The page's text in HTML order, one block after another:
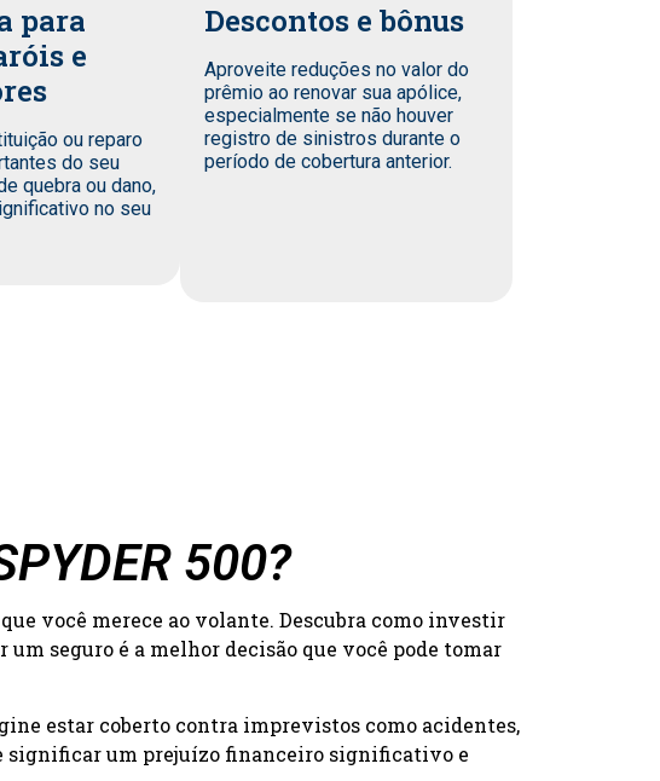
para
e
ou reparo
do seu
quebra ou dano,
no seu
Descontos e bônus
Aproveite reduções no valor do
prêmio ao renovar sua apólice,
especialmente se não houver
registro de sinistros durante o
período de cobertura anterior.
500?
você merece ao volante. Descubra como investir
seguro é a melhor decisão que você pode tomar
estar coberto contra imprevistos como acidentes,
significar um prejuízo financeiro significativo e